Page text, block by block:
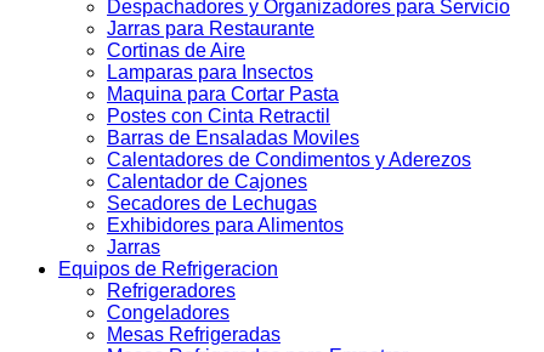
Despachadores y Organizadores para Servicio
Jarras para Restaurante
Cortinas de Aire
Lamparas para Insectos
Maquina para Cortar Pasta
Postes con Cinta Retractil
Barras de Ensaladas Moviles
Calentadores de Condimentos y Aderezos
Calentador de Cajones
Secadores de Lechugas
Exhibidores para Alimentos
Jarras
Equipos de Refrigeracion
Refrigeradores
Congeladores
Mesas Refrigeradas